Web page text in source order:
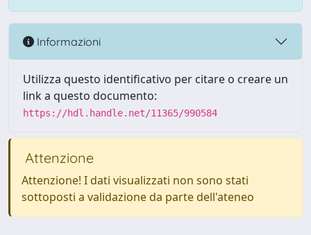
Informazioni
Utilizza questo identificativo per citare o creare un
link a questo documento:
https://hdl.handle.net/11365/990584
Attenzione
Attenzione! I dati visualizzati non sono stati
sottoposti a validazione da parte dell'ateneo